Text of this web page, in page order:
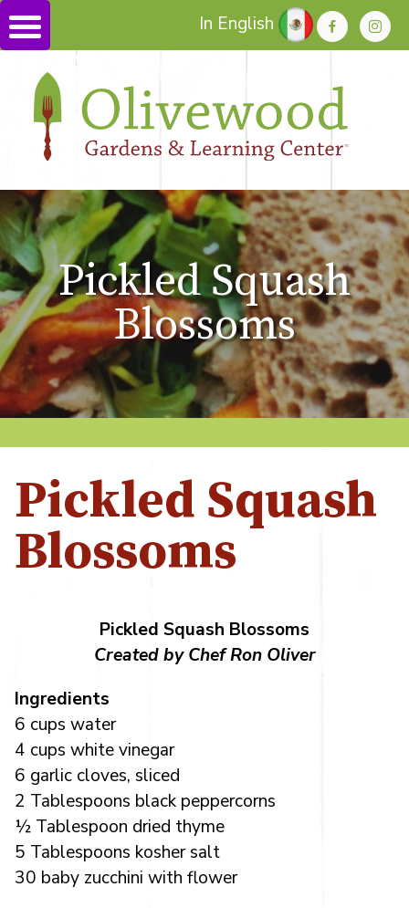
In English
Pickled Squash
Blossoms
Pickled Squash
Blossoms
Pickled Squash Blossoms
Created by Chef Ron Oliver
Ingredients
6 cups water
4 cups white vinegar
6 garlic cloves, sliced
2 Tablespoons black peppercorns
½ Tablespoon dried thyme
5 Tablespoons kosher salt
30 baby zucchini with flower